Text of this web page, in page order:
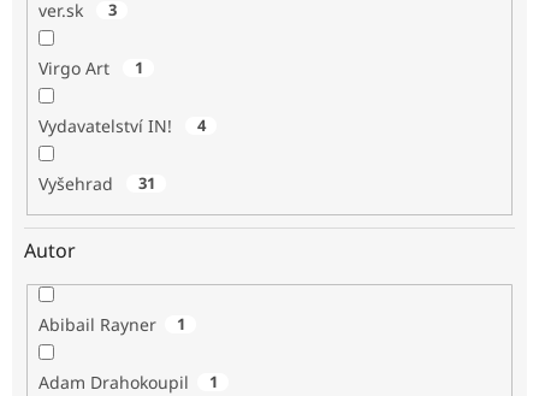
ver.sk 3
Virgo Art 1
Vydavatelství IN! 4
Vyšehrad 31
Autor
Abibail Rayner 1
Adam Drahokoupil 1